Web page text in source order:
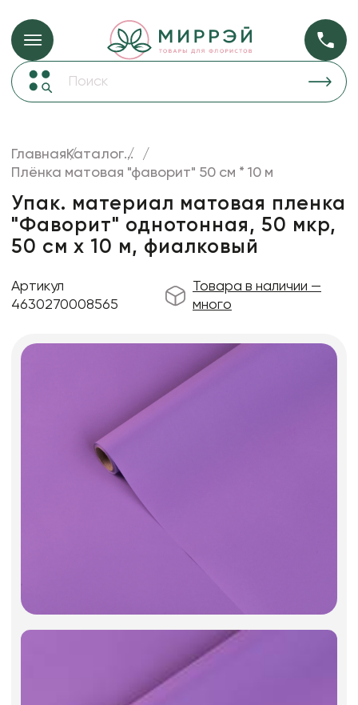
Упаковка для цветов и подарков Упаковка для
прозрачная
Коробки для цветов
Декор для дома
Лента
Товары для флористов
Искусственные цветы и растения
Изделия из металла
ГлавнаяКаталог...
Плёнка матовая "фаворит" 50 см * 10 м
Упак. материал матовая пленка
"Фаворит" однотонная, 50 мкр,
50 см х 10 м, фиалковый
Артикул
4630270008565
Товара в наличии —
много